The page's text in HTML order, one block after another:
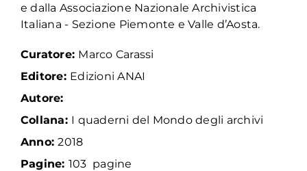
e dalla Associazione Nazionale Archivistica
Italiana - Sezione Piemonte e Valle d’Aosta.
Curatore: Marco Carassi
Editore: Edizioni ANAI
Autore:
Collana: I quaderni del Mondo degli archivi
Anno:2018
Pagine: 103 pagine